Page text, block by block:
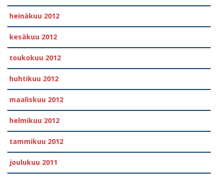
heinäkuu 2012
kesäkuu 2012
toukokuu 2012
huhtikuu 2012
maaliskuu 2012
helmikuu 2012
tammikuu 2012
joulukuu 2011